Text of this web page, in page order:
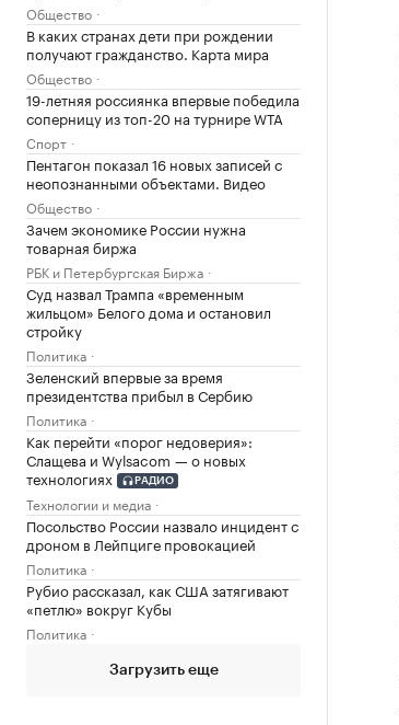
Общество
В каких странах дети при рождении
получают гражданство. Карта мира
Общество
19-летняя россиянка впервые победила
соперницу из топ-20 на турнире WTA
Спорт
Пентагон показал 16 новых записей с
неопознанными объектами. Видео
Общество
Зачем экономике России нужна
товарная биржа
РБК и Петербургская Биржа
Суд назвал Трампа «временным
жильцом» Белого дома и остановил
стройку
Политика
Зеленский впервые за время
президентства прибыл в Сербию
Политика
Как перейти «порог недоверия»:
Слащева и Wylsacom — о новых
технологиях
РАДИО
Технологии и медиа
Посольство России назвало инцидент с
дроном в Лейпциге провокацией
Политика
Рубио рассказал, как США затягивают
«петлю» вокруг Кубы
Политика
Загрузить еще